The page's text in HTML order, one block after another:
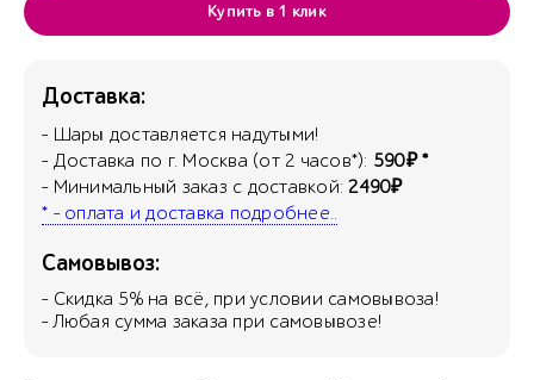
Купить в 1 клик
Доставка:
- Шары доставляется надутыми!
- Доставка по г. Москва (от 2 часов*): 590₽ *
- Минимальный заказ с доставкой:2490₽
* - оплата и доставка подробнее..
Самовывоз:
- Скидка 5% на всё, при условии самовывоза!
- Любая сумма заказа при самовывозе!